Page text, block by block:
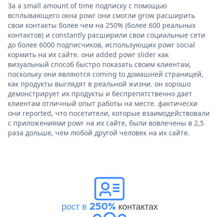
За a small amount of time подписку с помощью
всплывающего окна powr они смогли grow расширить
свои контакты более чем на 250% (более 600 реальных
контактов) и constantly расширили свои социальные сети
до более 6000 подписчиков, использующих powr social
кормить на их сайте. они added powr slider как
визуальный способ быстро показать своим клиентам,
поскольку они являются coming to домашней страницей,
как продукты выглядят в реальной жизни. он хорошо
демонстрирует их продукты и беспрепятственно дает
клиентам отличный опыт работы на месте. фактически
они reported, что посетители, которые взаимодействовали
с приложениями powr на их сайте, были вовлечены в 2,5
раза дольше, чем любой другой человек на их сайте.
рост в 250%контактах